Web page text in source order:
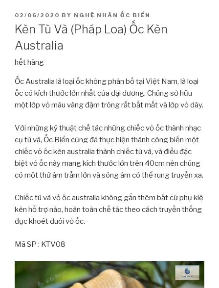
POSTED
ON
02/06/2020 BY NGHỆ NHÂN ỐC BIỂN
Kèn Tù Và (Pháp Loa) Ốc Kèn
Australia
hết hàng
Ốc Australia là loại ốc không phân bố tại Việt Nam, là loại
ốc có kích thước lớn nhất của đại dương. Chúng sở hữu
một lớp vỏ màu vàng đậm trông rất bắt mắt và lớp vỏ dày.
Với những kỹ thuật chế tác những chiếc vỏ ốc thành nhạc
cụ tù và, Ốc Biển cũng đã thực hiện thành công biến một
chiếc vỏ ốc kèn australia thành chiếc tù và, và điều đặc
biệt vỏ ốc này mang kích thước lớn trên 40cm nên chúng
có một thứ âm trầm lớn và sóng âm có thể rung truyền xa.
Chiếc tù và vỏ ốc australia không gắn thêm bất cứ phụ kiệ
kèn hỗ trợ nào, hoàn toàn chế tác theo cách truyền thống
đục khoét đuôi vỏ ốc.
Mã SP : KTV08